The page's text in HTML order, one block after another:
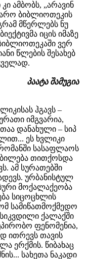
ამბობს, „არავინ
ბიბლიოთეკის
მწერლებს ნუ
იცის იმაზე
ვერ
წლების შესახებ
პაატა შამუგია
ჰგავს –
იმგვარია,
დანახული – სიპ
ეს ხვლიკი
სასაფლაოს
თითქოსდა
ამ სურათებში
ურბანისტულ
მოქალაქეობა
სიცოცხლის
სამიწათმოქმედო
ქალაქში
ფენომენია,
ითრევს თავის
ერქმის. წიბახაც
სახეთა ნაკადი